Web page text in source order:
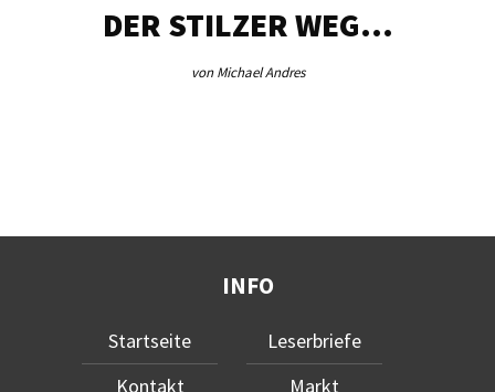
DER STILZER WEG…
von Michael Andres
INFO
Startseite
Kontakt
Leserbriefe
Markt